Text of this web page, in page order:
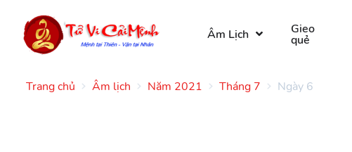
Âm Lịch Gieo
quẻ
Trang chủ Âm lịch Năm 2021 Tháng 7 Ngày 6